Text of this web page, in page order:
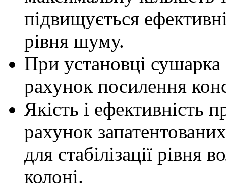
підвищується
рівня шуму.
При установці
рахунок посилення
Якість і ефективність
рахунок
для стабілізації рівня
колоні.